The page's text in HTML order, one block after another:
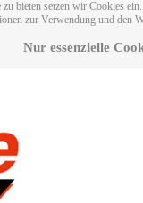
bieten setzen wir Cookies
zur Verwendung und den
Nur essenzielle